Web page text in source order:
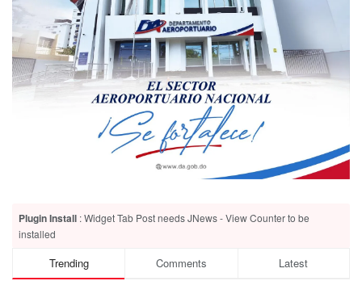
Plugin Install : Widget Tab Post needs JNews - View Counter to be
installed
Trending Comments Latest